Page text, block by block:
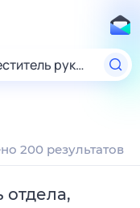
200 результатов
отдела,